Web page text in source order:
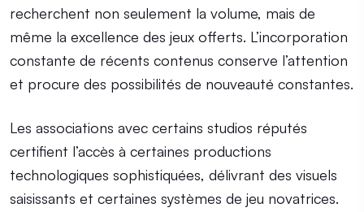
recherchent non seulement la volume, mais de
même la excellence des jeux offerts. L’incorporation
constante de récents contenus conserve l’attention
et procure des possibilités de nouveauté constantes.
Les associations avec certains studios réputés
certifient l’accès à certaines productions
technologiques sophistiquées, délivrant des visuels
saisissants et certaines systèmes de jeu novatrices.